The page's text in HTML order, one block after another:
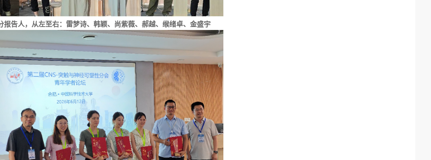
报告人，从左至右：雷梦诗、韩颖、尚紫薇、郝越、缑绪卓、金盛宇